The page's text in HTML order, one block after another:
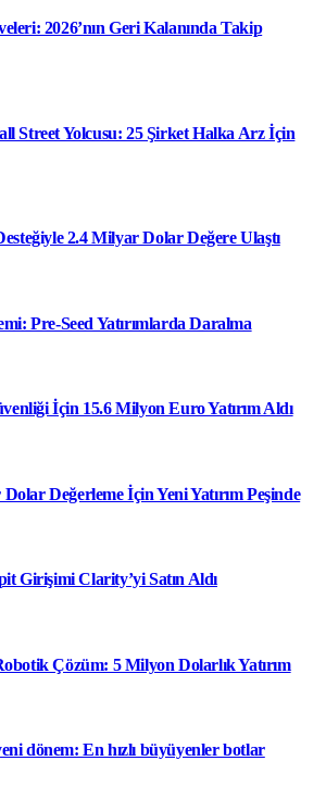
2026’nın Geri Kalanında Takip
Street Yolcusu: 25 Şirket Halka Arz İçin
2.4 Milyar Dolar Değere Ulaştı
Pre-Seed Yatırımlarda Daralma
İçin 15.6 Milyon Euro Yatırım Aldı
Değerleme İçin Yeni Yatırım Peşinde
Girişimi Clarity’yi Satın Aldı
Çözüm: 5 Milyon Dolarlık Yatırım
dönem: En hızlı büyüyenler botlar